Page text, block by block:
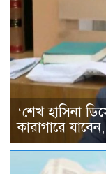
‘শেখ হাসিনা
কারাগারে